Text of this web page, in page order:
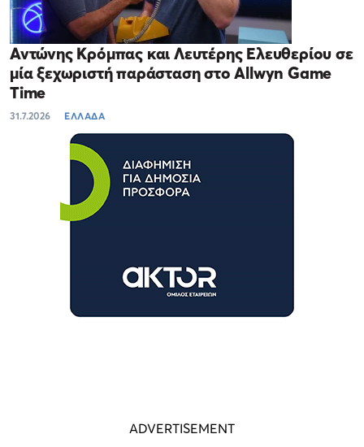
Αντώνης Κρόμπας και Λευτέρης Ελευθερίου σε
μία ξεχωριστή παράσταση στο Allwyn Game
Time
31.7.2026 ΕΛΛΑΔΑ